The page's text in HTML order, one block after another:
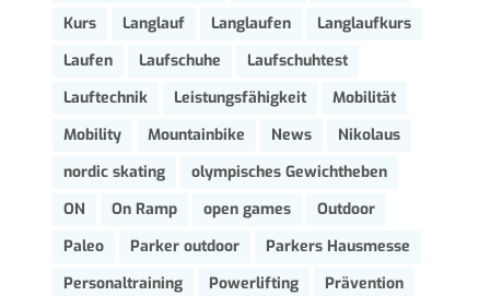
Kurs
Langlauf Langlaufen
Langlaufkurs
Laufen
Laufschuhe
Laufschuhtest
Lauftechnik
Leistungsfähigkeit
Mobilität
Mobility
Mountainbike News
Nikolaus
nordic skating
olympisches Gewichtheben
ON
On Ramp open games
Outdoor
Paleo
Parker outdoor
Parkers Hausmesse
Personaltraining
Powerlifting
Prävention